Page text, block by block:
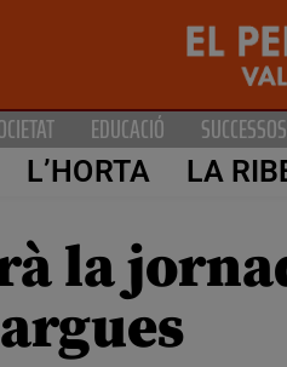
EDUCACIÓ SUCCESSOS
L’HORTA LA
la